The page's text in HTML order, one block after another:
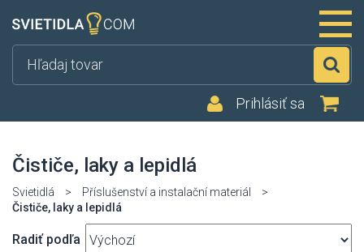
Prihlásiť sa
Čističe, laky a lepidlá
Svietidlá > Příslušenství a instalační materiál
>
Čističe, laky a lepidlá
Radiť podľa